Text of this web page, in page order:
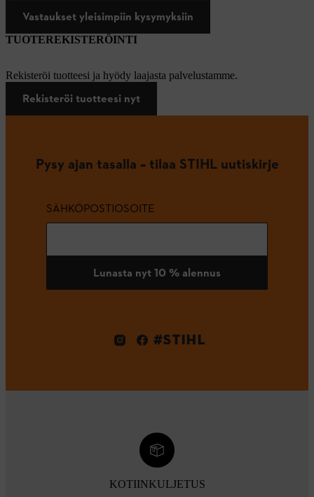
Vastaukset yleisimpiin kysymyksiin
TUOTEREKISTERÖINTI
Rekisteröi tuotteesi ja hyödy laajasta palvelustamme.
Rekisteröi tuotteesi nyt
Pysy ajan tasalla – tilaa STIHL uutiskirje
SÄHKÖPOSTIOSOITE
Lunasta nyt 10 % alennus
#STIHL
KOTIINKULJETUS